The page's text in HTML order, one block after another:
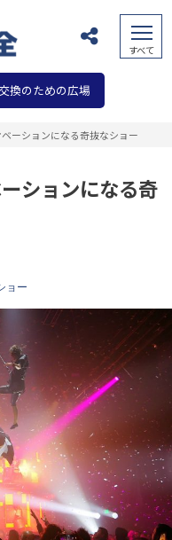
換のための広場
ーションになる奇抜なショー
ションになる奇
ョー